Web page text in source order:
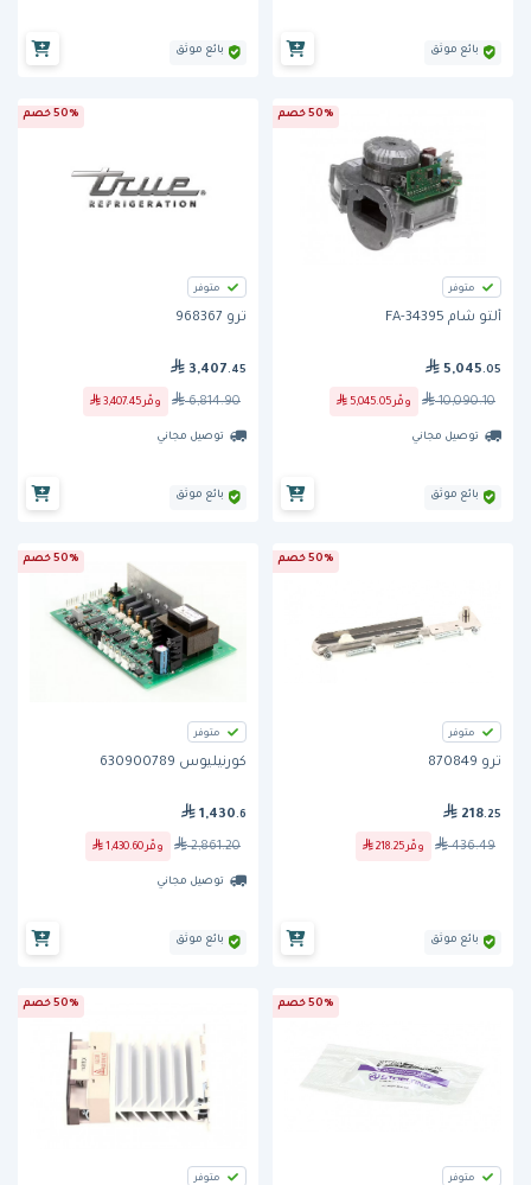
بائع موثق بائع موثق
50% خصم
متوفر
ألتو شام FA-34395
5,045 .05
10,090.10 وفّر 5,045.05
توصيل مجاني
بائع موثق
50% خصم
متوفر
ترو 968367
3,407 .45
6,814.90 وفّر 3,407.45
توصيل مجاني
بائع موثق
50% خصم
متوفر
ترو 870849
218.25
436.49 وفّر 218.25
بائع موثق
50% خصم
متوفر
كورنيليوس 630900789
1,430 .6
2,861.20 وفّر 1,430.60
توصيل مجاني
بائع موثق
50% خصم
متوفر
50% خصم
متوفر